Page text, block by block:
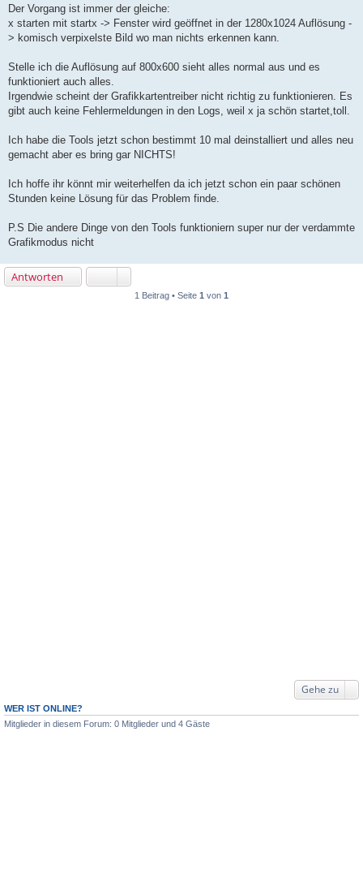
Der Vorgang ist immer der gleiche:
x starten mit startx -> Fenster wird geöffnet in der 1280x1024 Auflösung -
> komisch verpixelste Bild wo man nichts erkennen kann.
Stelle ich die Auflösung auf 800x600 sieht alles normal aus und es
funktioniert auch alles.
Irgendwie scheint der Grafikkartentreiber nicht richtig zu funktionieren. Es
gibt auch keine Fehlermeldungen in den Logs, weil x ja schön startet,toll.
Ich habe die Tools jetzt schon bestimmt 10 mal deinstalliert und alles neu
gemacht aber es bring gar NICHTS!
Ich hoffe ihr könnt mir weiterhelfen da ich jetzt schon ein paar schönen
Stunden keine Lösung für das Problem finde.
P.S Die andere Dinge von den Tools funktioniern super nur der verdammte
Grafikmodus nicht
Antworten
1 Beitrag • Seite 1 von 1
Gehe zu
WER IST ONLINE?
Mitglieder in diesem Forum: 0 Mitglieder und 4 Gäste